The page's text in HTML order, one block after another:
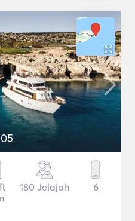
180 Jelajah 6